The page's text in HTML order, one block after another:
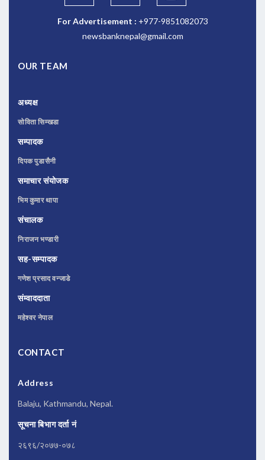
For Advertisement : +977-9851082073
newsbanknepal@gmail.com
OUR TEAM
अध्यक्ष
सोविता सिम्खडा
सम्पादक
दिपक पुडासैनी
समाचार संयोजक
भिम कुमार थापा
संचालक
निराजन भण्डारी
सह-सम्पादक
गणेश प्रसाद वन्जाडे
संम्वाददाता
महेश्वर नेपाल
CONTACT
Address
Balaju, Kathmandu, Nepal.
सूचना बिभाग दर्ता नं
२६९६/२०७७-०७८